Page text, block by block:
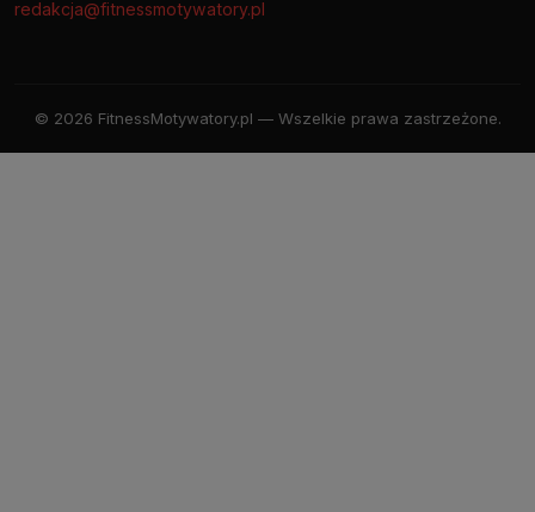
redakcja@fitnessmotywatory.pl
© 2026 FitnessMotywatory.pl — Wszelkie prawa zastrzeżone.